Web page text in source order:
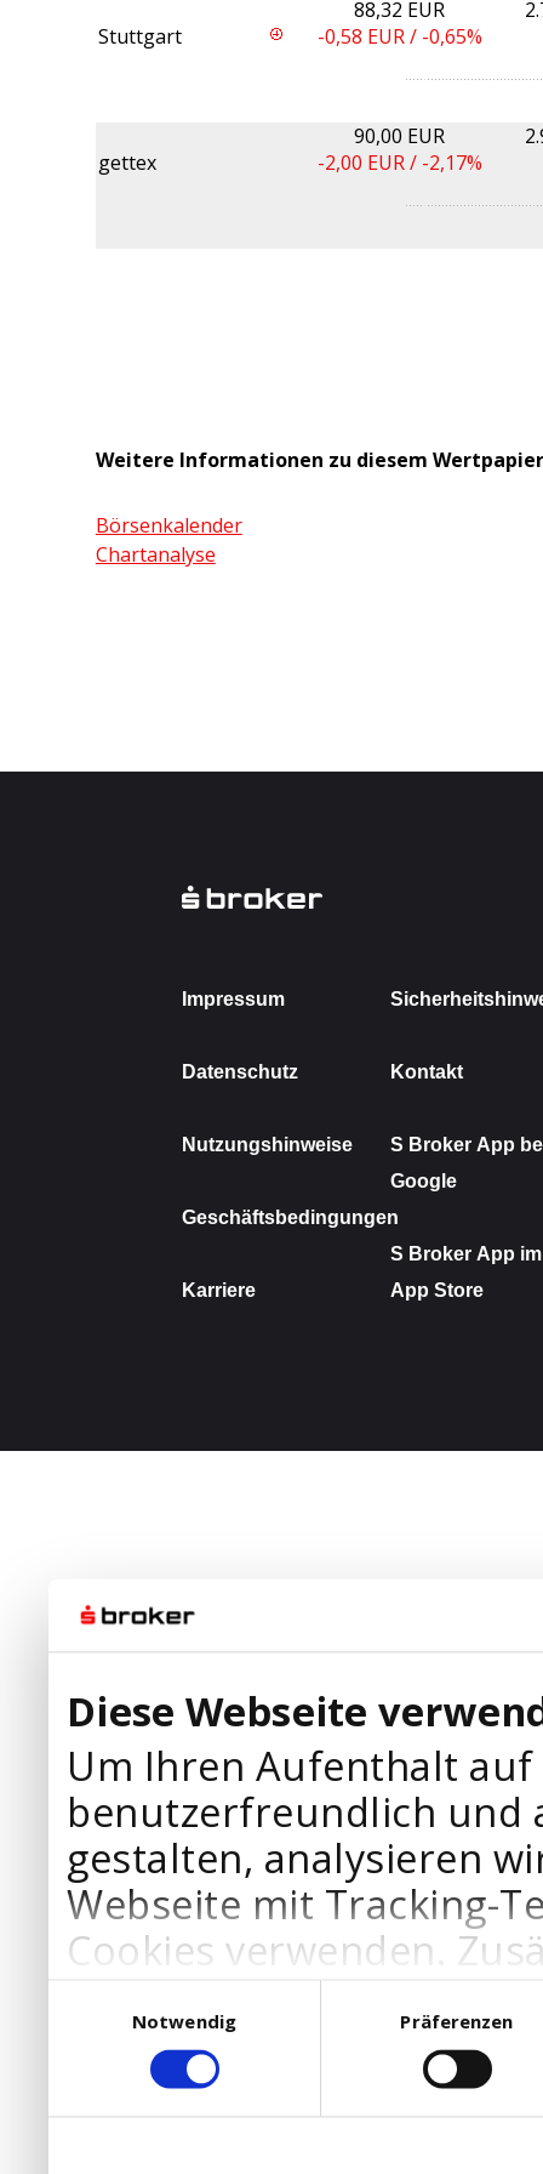
Diese Webseite
Um Ihren Aufenthalt
benutzerfreundlich und
gestalten, analysieren
Webseite mit Tracking-
Cookies verwenden.
Werbepartner
Ihre Bedürfnisse
die Verwendung von
DSGVO.
Notwendig
Präferenzen
Stuttgart
88,32 EUR
-0,58 EUR / -0,65%
gettex
90,00 EUR
-2,00 EUR / -2,17%
Weitere Informationen zu diesem Wertpapier
Börsenkalender
Chartanalyse